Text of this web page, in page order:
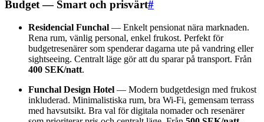
Budget — Smart och prisvärt#
Residencial Funchal — Enkelt pensionat nära marknaden.
Rena rum, vänlig personal, enkel frukost. Perfekt för
budgetresenärer som spenderar dagarna ute på vandring eller
sightseeing. Centralt läge gör att du sparar på transport. Från
400 SEK/natt.
Funchal Design Hotel — Modern budgetdesign med frukost
inkluderad. Minimalistiska rum, bra Wi-Fi, gemensam terrass
med havsutsikt. Bra val för digitala nomader och resenärer